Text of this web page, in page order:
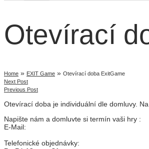
Otevírací
Home » EXIT Game » Otevírací doba ExitGame
Next Post
Previous Post
Otevírací doba je individuální dle domluvy.
Napište nám a domluvte si termín vaši hry :
E-Mail:
Telefonické objednávky: